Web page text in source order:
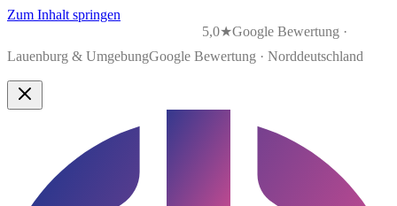
Zum Inhalt springen
5,0★Google Bewertung ·
Lauenburg & UmgebungGoogle Bewertung · Norddeutschland